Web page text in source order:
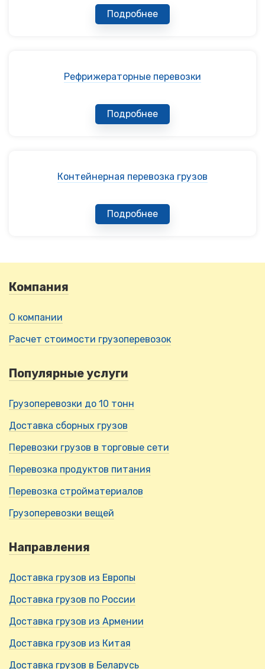
Подробнее
Рефрижераторные перевозки
Подробнее
Контейнерная перевозка грузов
Подробнее
Компания
О компании
Расчет стоимости грузоперевозок
Популярные услуги
Грузоперевозки до 10 тонн
Доставка сборных грузов
Перевозки грузов в торговые сети
Перевозка продуктов питания
Перевозка стройматериалов
Грузоперевозки вещей
Направления
Доставка грузов из Европы
Доставка грузов по России
Доставка грузов из Армении
Доставка грузов из Китая
Доставка грузов в Беларусь